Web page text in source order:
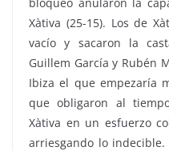
Xàtiva (25-15). Los de
vacío y sacaron la
Guillem García y Rubén
Ibiza el que empezaría
que obligaron al
Xàtiva en un esfuerzo
arriesgando lo